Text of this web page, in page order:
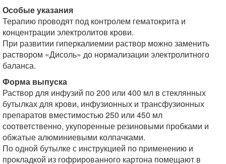
Особые указания
Терапию проводят под контролем гематокрита и
концентрации электролитов крови.
При развитии гиперкалиемии раствор можно заменить
раствором «Дисоль» до нормализации электролитного
баланса.
Форма выпуска
Раствор для инфузий по 200 или 400 мл в стеклянных
бутылках для крови, инфузионных и трансфузионных
препаратов вместимостью 250 или 450 мл
соответственно, укупоренные резиновыми пробками и
обжатые алюминиевыми колпачками.
По одной бутылке с инструкцией по применению и
прокладкой из гофрированного картона помещают в